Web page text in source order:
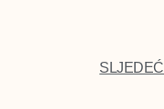
SLJEDEĆI